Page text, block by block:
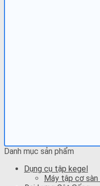
Danh mục sản phẩm
Dụng cụ tập kegel
Máy tập cơ sàn